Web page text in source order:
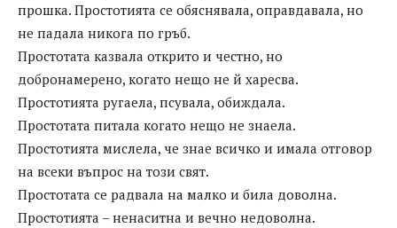
прошка. Простотията се обяснявала, оправдавала, но
не падала никога по гръб.
Простотата казвала открито и честно, но
добронамерено, когато нещо не й харесва.
Простотията ругаела, псувала, обиждала.
Простотата питала когато нещо не знаела.
Простотията мислела, че знае всичко и имала отговор
на всеки въпрос на този свят.
Простотата се радвала на малко и била доволна.
Простотията – ненаситна и вечно недоволна.